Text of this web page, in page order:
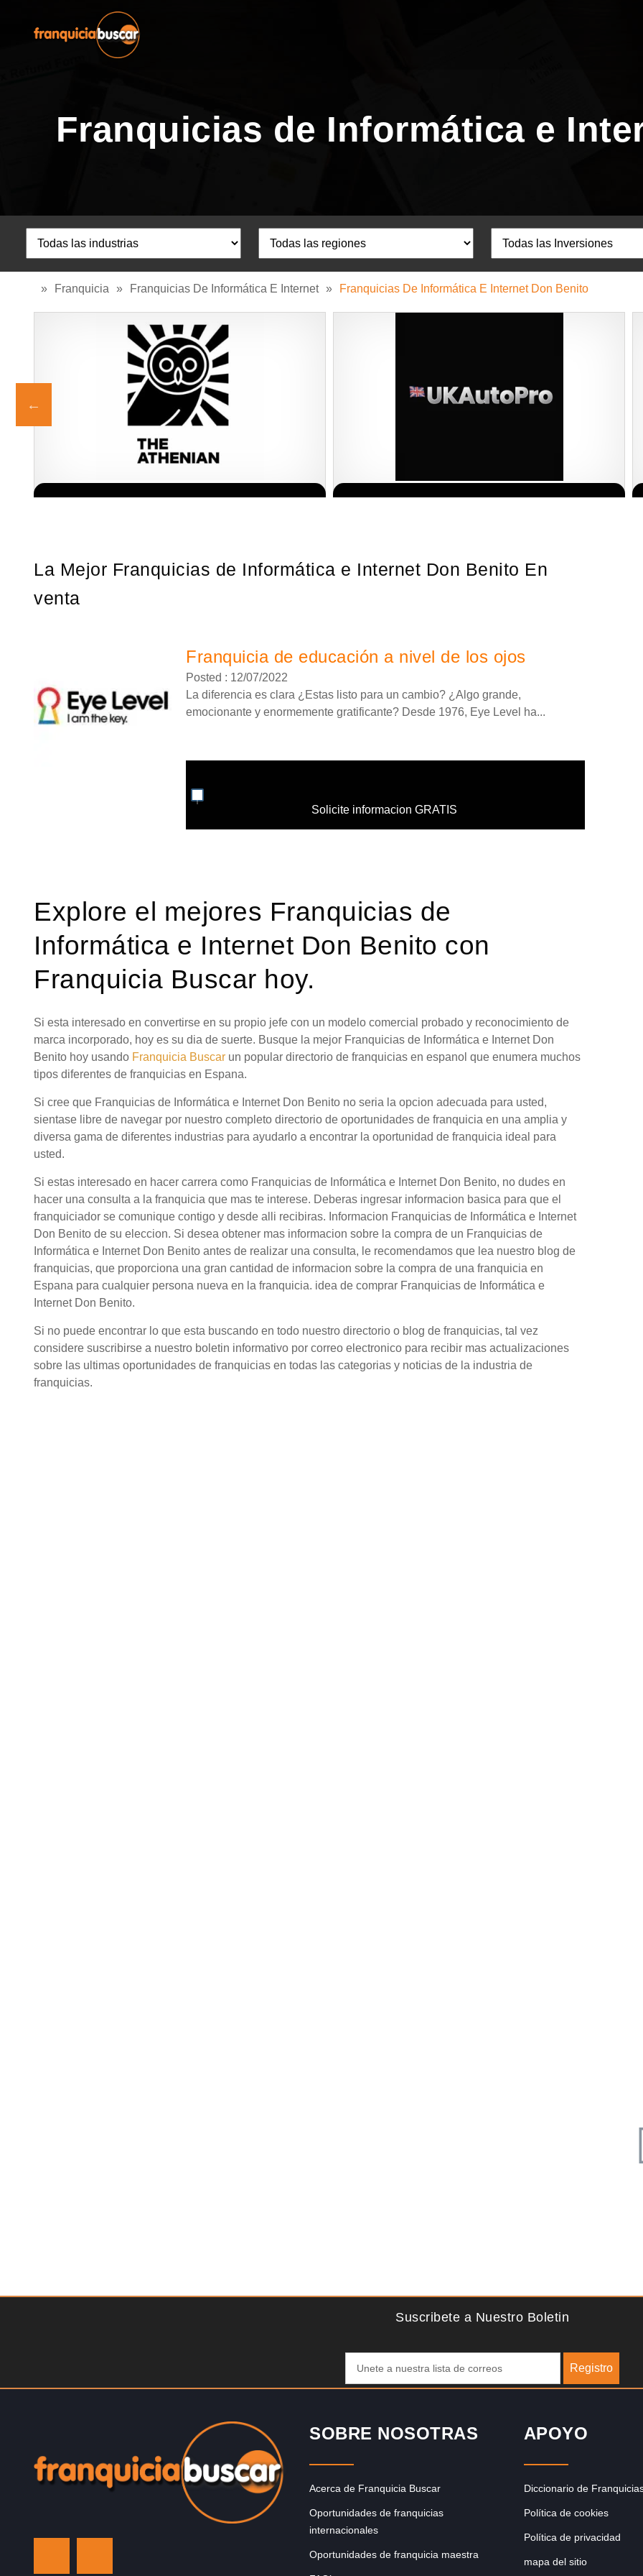
Franquicias de Informática e
» Franquicia » Franquicias De Informática E Internet » Franquicias De Informática E Internet Don Benito
La Mejor Franquicias de Informática e Internet Don Benito En
venta
Franquicia de educación a nivel de los ojos
Posted : 12/07/2022
La diferencia es clara ¿Estas listo para un cambio? ¿Algo grande,
emocionante y enormemente gratificante? Desde 1976, Eye Level ha...
Solicite informacion GRATIS
Explore el mejores Franquicias de
Informática e Internet Don Benito con
Franquicia Buscar hoy.
Si esta interesado en convertirse en su propio jefe con un modelo comercial probado y reconocimiento de
marca incorporado, hoy es su dia de suerte. Busque la mejor Franquicias de Informática e Internet Don
Benito hoy usando Franquicia Buscar un popular directorio de franquicias en espanol que enumera muchos
tipos diferentes de franquicias en Espana.
Si cree que Franquicias de Informática e Internet Don Benito no seria la opcion adecuada para usted,
sientase libre de navegar por nuestro completo directorio de oportunidades de franquicia en una amplia y
diversa gama de diferentes industrias para ayudarlo a encontrar la oportunidad de franquicia ideal para
usted.
Si estas interesado en hacer carrera como Franquicias de Informática e Internet Don Benito, no dudes en
hacer una consulta a la franquicia que mas te interese. Deberas ingresar informacion basica para que el
franquiciador se comunique contigo y desde alli recibiras. Informacion Franquicias de Informática e Internet
Don Benito de su eleccion. Si desea obtener mas informacion sobre la compra de un Franquicias de
Informática e Internet Don Benito antes de realizar una consulta, le recomendamos que lea nuestro blog de
franquicias, que proporciona una gran cantidad de informacion sobre la compra de una franquicia en
Espana para cualquier persona nueva en la franquicia. idea de comprar Franquicias de Informática e
Internet Don Benito.
Si no puede encontrar lo que esta buscando en todo nuestro directorio o blog de franquicias, tal vez
considere suscribirse a nuestro boletin informativo por correo electronico para recibir mas actualizaciones
sobre las ultimas oportunidades de franquicias en todas las categorias y noticias de la industria de
franquicias.
Reino…
involucrar a…
Suscribete a Nuestro Boletin
Registro
SOBRE NOSOTRAS
Acerca de Franquicia Buscar
Oportunidades de franquicias
internacionales
Oportunidades de franquicia maestra
APOYO
Diccionario de
Política de cookies
Política de privacidad
mapa del sitio